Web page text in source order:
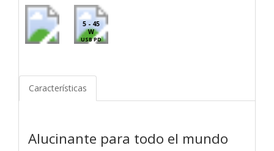
5 - 45
W
USB PD
Características
Alucinante para todo el mundo